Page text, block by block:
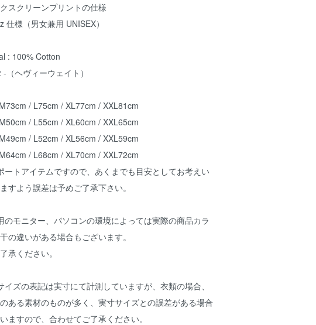
クスクリーンプリントの仕様
仕様（男女兼用 UNISEX）
: 100% Cotton
（ヘヴィーウェイト）
/ L75cm / XL77cm / XXL81cm
/ L55cm / XL60cm / XXL65cm
/ L52cm / XL56cm / XXL59cm
/ L68cm / XL70cm / XXL72cm
ートアイテムですので、あくまでも目安としてお考えい
すよう誤差は予めご了承下さい。
のモニター、パソコンの環境によっては実際の商品カラ
の違いがある場合もございます。
承ください。
イズの表記は実寸にて計測していますが、衣類の場合、
ある素材のものが多く、実寸サイズとの誤差がある場合
ますので、合わせてご了承ください。